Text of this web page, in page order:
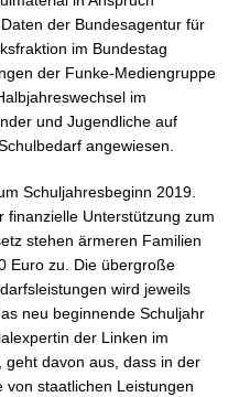
der Bundesagentur für
im Bundestag
der Funke-Mediengruppe
im
und Jugendliche auf
angewiesen.
Schuljahresbeginn 2019.
finanzielle Unterstützung zum
stehen ärmeren Familien
Euro zu. Die übergroße
wird jeweils
neu beginnende Schuljahr
der Linken im
geht davon aus, dass in der
staatlichen Leistungen